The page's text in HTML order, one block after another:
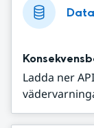
Data
Ladda ner